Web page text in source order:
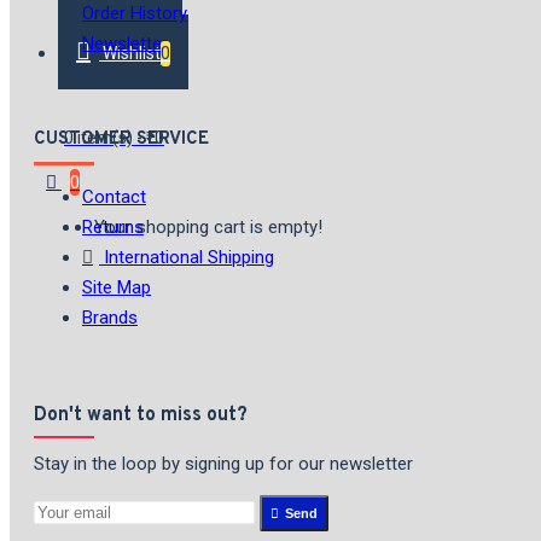
Wishlist0
0 item(s) - ₹0
0
Your shopping cart is empty!
Order History
Newsletter
CUSTOMER SERVICE
Contact
Returns
International Shipping
Site Map
Brands
Don't want to miss out?
Stay in the loop by signing up for our newsletter
Send